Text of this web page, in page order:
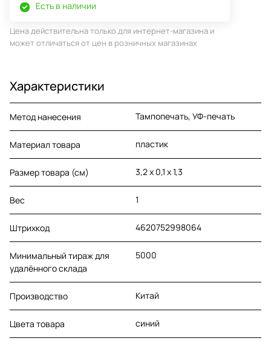
Есть в наличии
Цена действительна только для интернет-магазина и
может отличаться от цен в розничных магазинах
Характеристики
Метод нанесения Тампопечать, УФ-печать
Материал товара пластик
Размер товара (см) 3,2 x 0,1 x 1,3
Вес 1
Штрихкод 4620752998064
Минимальный тираж для
удалённого склада
5000
Производство Китай
Цвета товара синий